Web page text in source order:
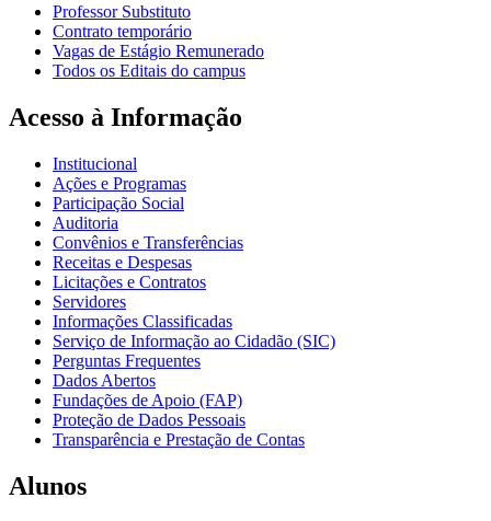
Professor Substituto
Contrato temporário
Vagas de Estágio Remunerado
Todos os Editais do campus
Acesso à Informação
Institucional
Ações e Programas
Participação Social
Auditoria
Convênios e Transferências
Receitas e Despesas
Licitações e Contratos
Servidores
Informações Classificadas
Serviço de Informação ao Cidadão (SIC)
Perguntas Frequentes
Dados Abertos
Fundações de Apoio (FAP)
Proteção de Dados Pessoais
Transparência e Prestação de Contas
Alunos